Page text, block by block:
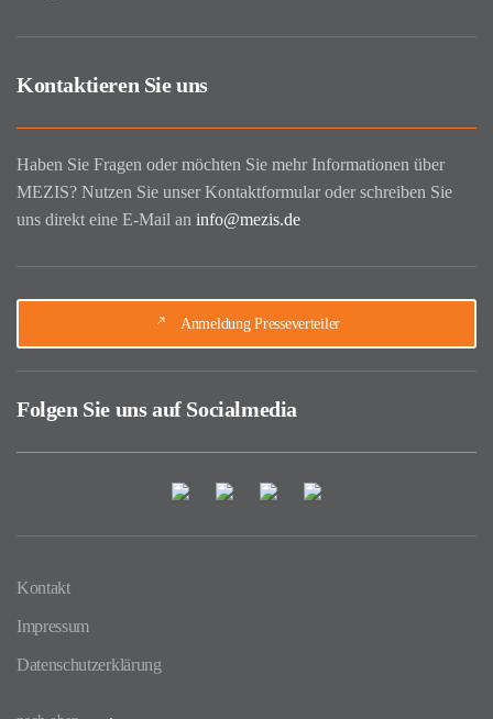
Kontaktieren Sie uns
Haben Sie Fragen oder möchten Sie mehr Informationen über
MEZIS? Nutzen Sie unser Kontaktformular oder schreiben Sie
uns direkt eine E-Mail an info@mezis.de
Anmeldung Presseverteiler
Folgen Sie uns auf Socialmedia
Kontakt
Impressum
Datenschutzerklärung